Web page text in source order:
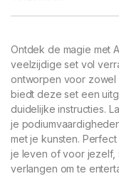
Ontdek de magie met
veelzijdige set vol
ontworpen voor zowel
biedt deze set een
duidelijke instructies.
je
met je kunsten.
je leven of voor jezelf,
verlangen om te